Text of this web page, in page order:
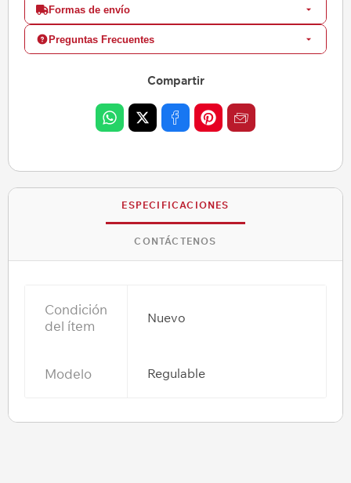
Formas de envío
Preguntas Frecuentes
Compartir
ESPECIFICACIONES
CONTÁCTENOS
Condición
del ítem
Nuevo
Modelo Regulable